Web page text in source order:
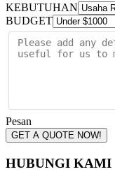
KEBUTUHAN
BUDGET
Pesan
GET A QUOTE NOW!
HUBUNGI KAMI